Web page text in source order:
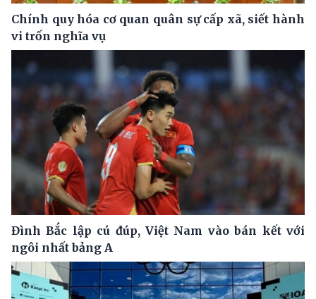
Chính quy hóa cơ quan quân sự cấp xã, siết hành
vi trốn nghĩa vụ
Đình Bắc lập cú đúp, Việt Nam vào bán kết với
ngôi nhất bảng A